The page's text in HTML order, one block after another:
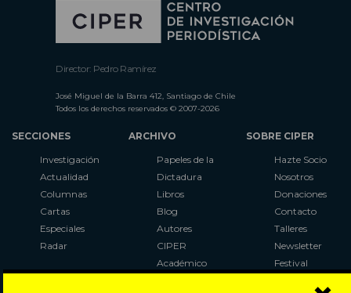
Director: Pedro Ramírez
José Miguel de la Barra 412, Santiago de Chile
Todos los derechos reservados © 2007-2026
SECCIONES
Investigación
Actualidad
Columnas
Cartas
Especiales
Radar
ARCHIVO
Papeles de la
Dictadura
Libros
Blog
Autores
CIPER
Académico
SOBRE CIPER
Hazte Socio
Nosotros
Donaciones
Contacto
Talleres
Newsletter
Festival